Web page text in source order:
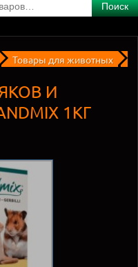
Поиск
Товары для животных
И
1КГ